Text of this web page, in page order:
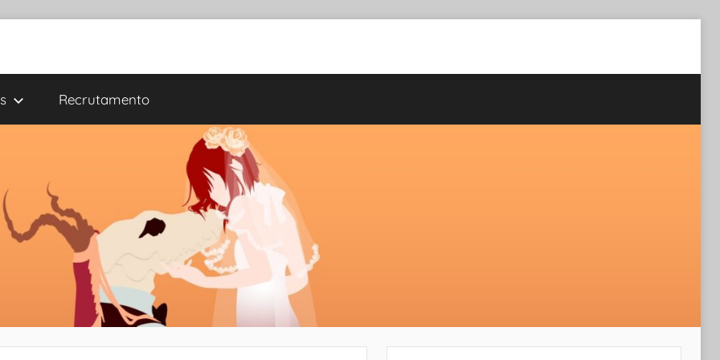
Recrutamento